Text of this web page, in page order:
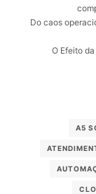
Do caos
O Efeito
A5